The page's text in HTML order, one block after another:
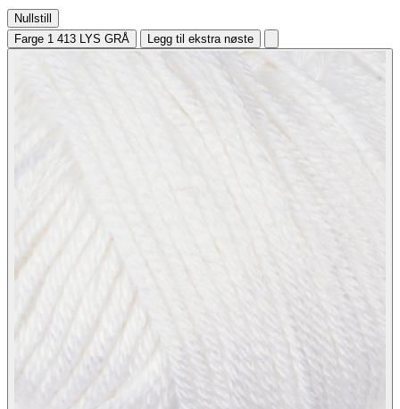
Nullstill
Farge 1 413 LYS GRÅ Legg til ekstra nøste